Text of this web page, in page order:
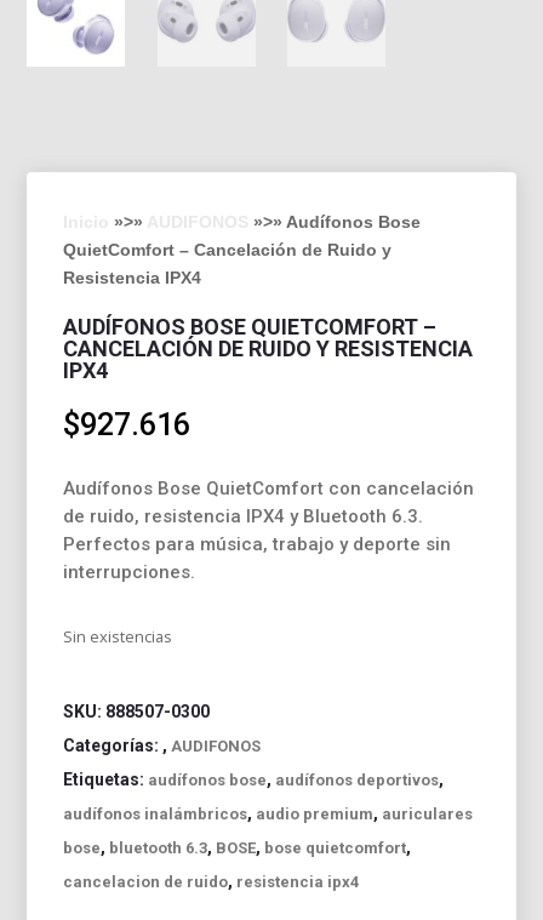
»>»
»>» Audífonos Bose
QuietComfort – Cancelación de Ruido y
Resistencia IPX4
AUDÍFONOS BOSE QUIETCOMFORT –
CANCELACIÓN DE RUIDO Y RESISTENCIA
IPX4
$927.616
Audífonos Bose QuietComfort con cancelación
de ruido, resistencia IPX4 y Bluetooth 6.3.
Perfectos para música, trabajo y deporte sin
interrupciones.
Sin existencias
SKU: 888507-0300
Categorías: , AUDIFONOS
Etiquetas: audífonos bose, audífonos deportivos,
audífonos inalámbricos, audio premium, auriculares
bose, bluetooth 6.3, BOSE, bose quietcomfort,
cancelacion de ruido, resistencia ipx4